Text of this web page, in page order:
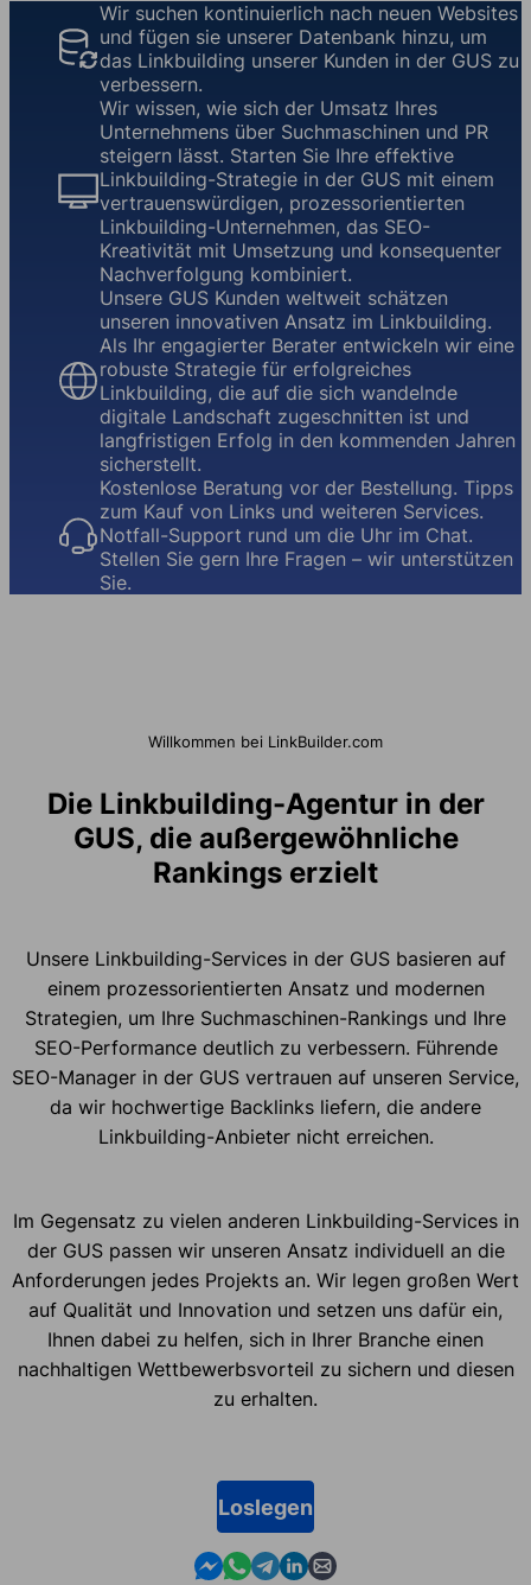
Wir suchen kontinuierlich nach neuen Websites
und fügen sie unserer Datenbank hinzu, um
das Linkbuilding unserer Kunden in der GUS zu
verbessern.
Wir wissen, wie sich der Umsatz Ihres
Unternehmens über Suchmaschinen und PR
steigern lässt. Starten Sie Ihre effektive
Linkbuilding-Strategie in der GUS mit einem
vertrauenswürdigen, prozessorientierten
Linkbuilding-Unternehmen, das SEO-
Kreativität mit Umsetzung und konsequenter
Nachverfolgung kombiniert.
Unsere GUS Kunden weltweit schätzen
unseren innovativen Ansatz im Linkbuilding.
Als Ihr engagierter Berater entwickeln wir eine
robuste Strategie für erfolgreiches
Linkbuilding, die auf die sich wandelnde
digitale Landschaft zugeschnitten ist und
langfristigen Erfolg in den kommenden Jahren
sicherstellt.
Kostenlose Beratung vor der Bestellung. Tipps
zum Kauf von Links und weiteren Services.
Notfall-Support rund um die Uhr im Chat.
Stellen Sie gern Ihre Fragen – wir unterstützen
Sie.
Willkommen bei LinkBuilder.com
Die Linkbuilding-Agentur in der
GUS, die außergewöhnliche
Rankings erzielt
Unsere Linkbuilding-Services in der GUS basieren auf
einem prozessorientierten Ansatz und modernen
Strategien, um Ihre Suchmaschinen-Rankings und Ihre
SEO-Performance deutlich zu verbessern. Führende
SEO-Manager in der GUS vertrauen auf unseren Service,
da wir hochwertige Backlinks liefern, die andere
Linkbuilding-Anbieter nicht erreichen.
Im Gegensatz zu vielen anderen Linkbuilding-Services in
der GUS passen wir unseren Ansatz individuell an die
Anforderungen jedes Projekts an. Wir legen großen Wert
auf Qualität und Innovation und setzen uns dafür ein,
Ihnen dabei zu helfen, sich in Ihrer Branche einen
nachhaltigen Wettbewerbsvorteil zu sichern und diesen
zu erhalten.
Loslegen
Contact us in Messenger
Contact us in WhatsApp
Contact us in Telegram
Contact us in Linkedin
Contact us by email